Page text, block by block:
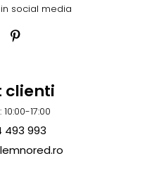
social media
clienti
17:00
493 993